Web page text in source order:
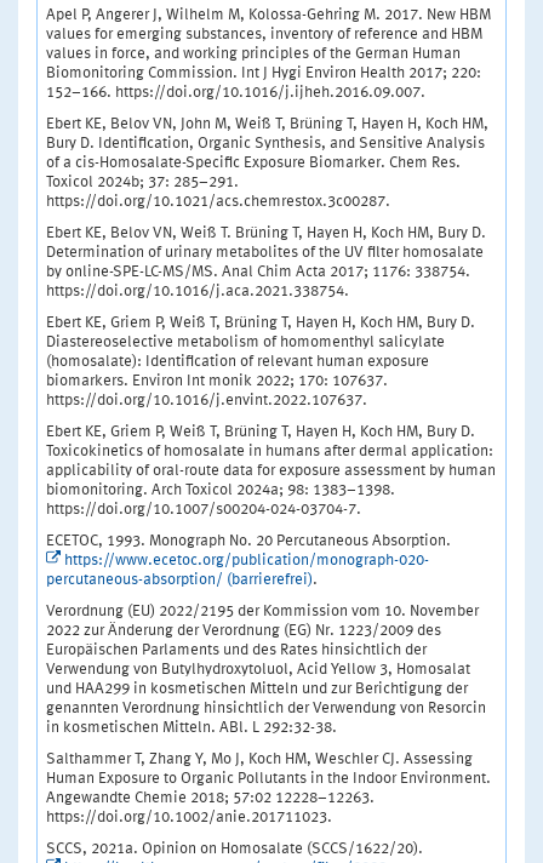
Apel P, Angerer J, Wilhelm M, Kolossa-Gehring M. 2017. New HBM
values for emerging substances, inventory of reference and HBM
values in force, and working principles of the German Human
Biomonitoring Commission. Int J Hygi Environ Health 2017; 220:
152–166. https://doi.org/10.1016/j.ijheh.2016.09.007.
Ebert KE, Belov VN, John M, Weiß T, Brüning T, Hayen H, Koch HM,
Bury D. Identification, Organic Synthesis, and Sensitive Analysis
of a cis-Homosalate-Specific Exposure Biomarker. Chem Res.
Toxicol 2024b; 37: 285–291.
https://doi.org/10.1021/acs.chemrestox.3c00287.
Ebert KE, Belov VN, Weiß T. Brüning T, Hayen H, Koch HM, Bury D.
Determination of urinary metabolites of the UV filter homosalate
by online-SPE-LC-MS/MS. Anal Chim Acta 2017; 1176: 338754.
https://doi.org/10.1016/j.aca.2021.338754.
Ebert KE, Griem P, Weiß T, Brüning T, Hayen H, Koch HM, Bury D.
Diastereoselective metabolism of homomenthyl salicylate
(homosalate): Identification of relevant human exposure
biomarkers. Environ Int monik 2022; 170: 107637.
https://doi.org/10.1016/j.envint.2022.107637.
Ebert KE, Griem P, Weiß T, Brüning T, Hayen H, Koch HM, Bury D.
Toxicokinetics of homosalate in humans after dermal application:
applicability of oral-route data for exposure assessment by human
biomonitoring. Arch Toxicol 2024a; 98: 1383–1398.
https://doi.org/10.1007/s00204-024-03704-7.
ECETOC, 1993. Monograph No. 20 Percutaneous Absorption.
https://www.ecetoc.org/publication/monograph-020-
percutaneous-absorption/ (barrierefrei).
Verordnung (EU) 2022/2195 der Kommission vom 10. November
2022 zur Änderung der Verordnung (EG) Nr. 1223/2009 des
Europäischen Parlaments und des Rates hinsichtlich der
Verwendung von Butylhydroxytoluol, Acid Yellow 3, Homosalat
und HAA299 in kosmetischen Mitteln und zur Berichtigung der
genannten Verordnung hinsichtlich der Verwendung von Resorcin
in kosmetischen Mitteln. ABl. L 292:32-38.
Salthammer T, Zhang Y, Mo J, Koch HM, Weschler CJ. Assessing
Human Exposure to Organic Pollutants in the Indoor Environment.
Angewandte Chemie 2018; 57:02 12228–12263.
https://doi.org/10.1002/anie.201711023.
SCCS, 2021a. Opinion on Homosalate (SCCS/1622/20).